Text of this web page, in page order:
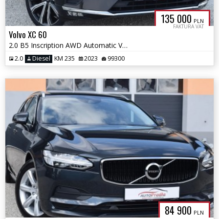
135 000 PLN
FAKTURA VAT
Volvo XC 60
2.0 B5 Inscription AWD Automatic Virtual Panorama Navi Ledy
2.0 Diesel KM 235 2023 99300
84 900 PLN